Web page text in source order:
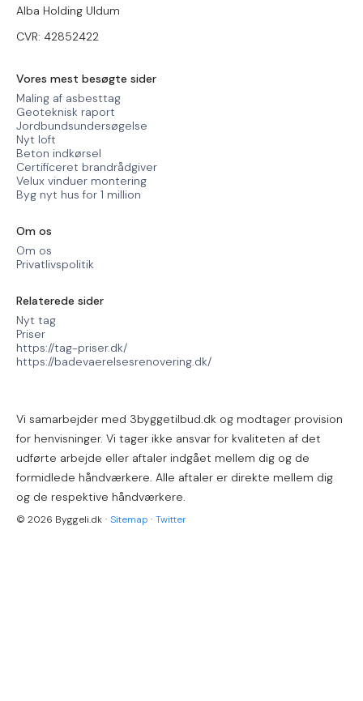
Alba Holding Uldum
CVR: 42852422
Vores mest besøgte sider
Maling af asbesttag
Geoteknisk raport
Jordbundsundersøgelse
Nyt loft
Beton indkørsel
Certificeret brandrådgiver
Velux vinduer montering
Byg nyt hus for 1 million
Om os
Om os
Privatlivspolitik
Relaterede sider
Nyt tag
Priser
https://tag-priser.dk/
https://badevaerelsesrenovering.dk/
Vi samarbejder med 3byggetilbud.dk og modtager provision
for henvisninger. Vi tager ikke ansvar for kvaliteten af det
udførte arbejde eller aftaler indgået mellem dig og de
formidlede håndværkere. Alle aftaler er direkte mellem dig
og de respektive håndværkere.
© 2026 Byggeli.dk · Sitemap · Twitter